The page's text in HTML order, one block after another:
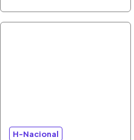
H-Nacional